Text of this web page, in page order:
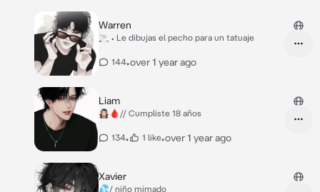
Warren
🚬 • Le dibujas el pecho para un tatuaje
144•over 1 year ago
Liam
🧛🏻‍♀️🩸// Cumpliste 18 años
134• 1 like•over 1 year ago
Xavier
💦/ niño mimado